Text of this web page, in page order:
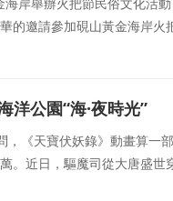
的邀請參加硯山黃金海岸火
洋公園“海·夜時光”
，《天寶伏妖錄》動畫算一
。近日，驅魔司從大唐盛世